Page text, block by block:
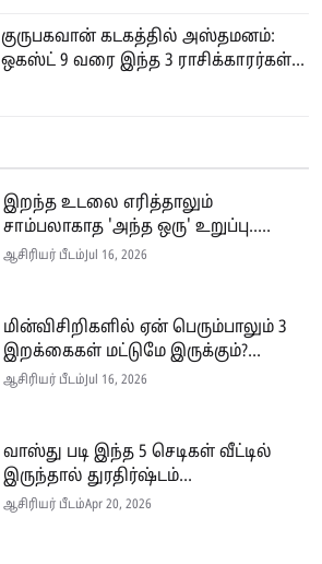
குருபகவான் கடகத்தில் அஸ்தமனம்:
ஒகஸ்ட் 9 வரை இந்த 3 ராசிக்காரர்கள்...
இறந்த உடலை எரித்தாலும்
சாம்பலாகாத 'அந்த ஒரு' உறுப்பு.....
ஆசிரியர் பீடம்Jul 16, 2026
மின்விசிறிகளில் ஏன் பெரும்பாலும் 3
இறக்கைகள் மட்டுமே இருக்கும்?...
ஆசிரியர் பீடம்Jul 16, 2026
வாஸ்து படி இந்த 5 செடிகள் வீட்டில்
இருந்தால் துரதிர்ஷ்டம்...
ஆசிரியர் பீடம்Apr 20, 2026